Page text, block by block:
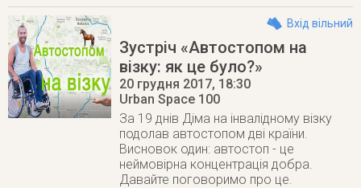
Вхід вільний
Зустріч «Автостопом на
візку: як це було?»
20 грудня 2017, 18:30
Urban Space 100
За 19 днів Діма на інвалідному візку
подолав автостопом дві країни.
Висновок один: автостоп - це
неймовірна концентрація добра.
Давайте поговоримо про це.